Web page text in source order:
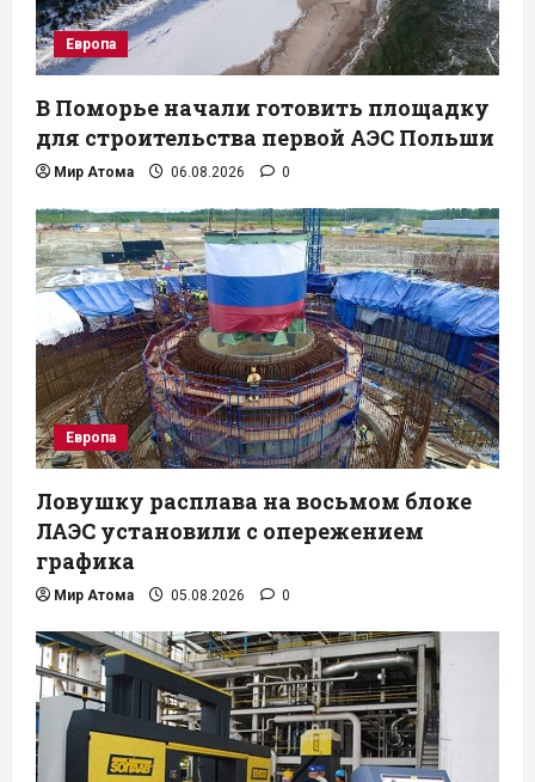
Европа
В Поморье начали готовить площадку
для строительства первой АЭС Польши
Мир Атома 06.08.2026 0
Европа
Ловушку расплава на восьмом блоке
ЛАЭС установили с опережением
графика
Мир Атома 05.08.2026 0